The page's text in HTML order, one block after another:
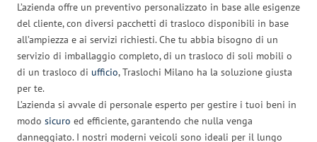
L’azienda offre un preventivo personalizzato in base alle esigenze
del cliente, con diversi pacchetti di trasloco disponibili in base
all’ampiezza e ai servizi richiesti. Che tu abbia bisogno di un
servizio di imballaggio completo, di un trasloco di soli mobili o
di un trasloco di ufficio, Traslochi Milano ha la soluzione giusta
per te.
L’azienda si avvale di personale esperto per gestire i tuoi beni in
modo sicuro ed efficiente, garantendo che nulla venga
danneggiato. I nostri moderni veicoli sono ideali per il lungo